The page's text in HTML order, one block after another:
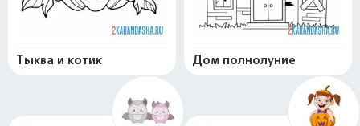
Тыква и котик Дом полнолуние